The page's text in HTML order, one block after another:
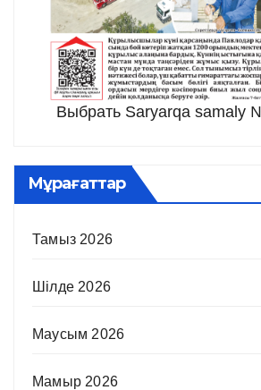
Выбрать Saryarqa samaly
Мұрағаттар
Тамыз 2026
Шілде 2026
Маусым 2026
Мамыр 2026